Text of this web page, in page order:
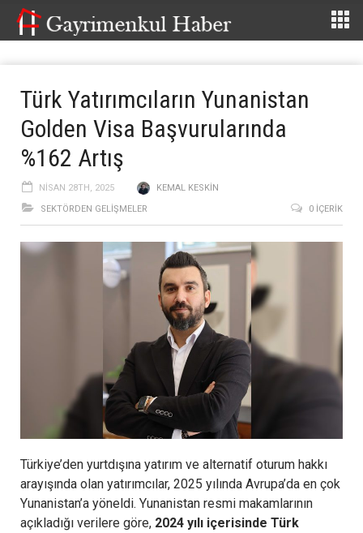
Türk Yatırımcıların Yunanistan
Golden Visa Başvurularında
%162 Artış
NISAN 28TH, 2025
KEMAL KESKIN
SEKTÖRDEN GELIŞMELER
0 İÇERIK
Türkiye’den yurtdışına yatırım ve alternatif oturum hakkı
arayışında olan yatırımcılar, 2025 yılında Avrupa’da en çok
Yunanistan’a yöneldi. Yunanistan resmi makamlarının
açıkladığı verilere göre, 2024 yılı içerisinde Türk